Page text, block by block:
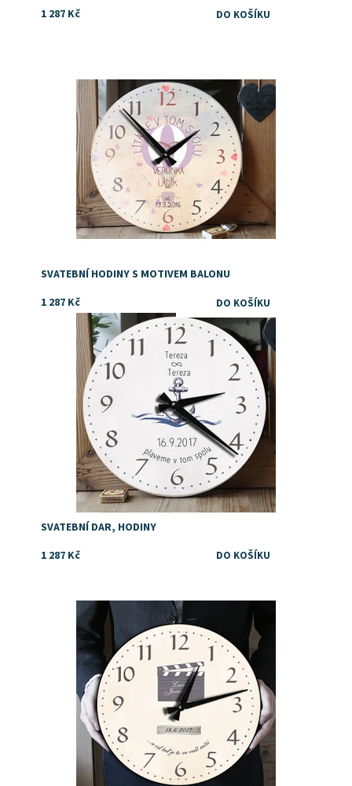
1 287 Kč
SVATEBNÍ HODINY S MOTIVEM BALONU
1 287 Kč
Dostupnost:
Skladem
SVATEBNÍ DAR, HODINY
1 287 Kč
Dostupnost: Skladem